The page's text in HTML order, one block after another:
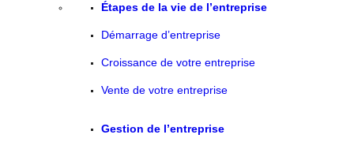
Étapes de la vie de l’entreprise
Démarrage d’entreprise
Croissance de votre entreprise
Vente de votre entreprise
Gestion de l’entreprise